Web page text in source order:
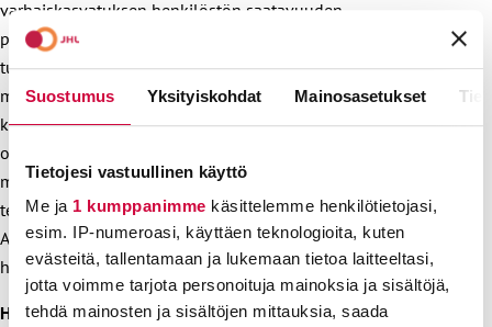
Suostumus Yksityiskohdat Mainosasetukset
Tietojesi vastuullinen käyttö
Me ja 1 kumppanimme käsittelemme henkilötietojasi,
esim. IP-numeroasi, käyttäen teknologioita, kuten
evästeitä, tallentamaan ja lukemaan tietoa laitteeltasi,
jotta voimme tarjota personoituja mainoksia ja sisältöjä,
tehdä mainosten ja sisältöjen mittauksia, saada
varhaiskasvatuksen henkilöstön saatavuuden
parantamiseksi, lisäämään alojen veto- ja pitovoimaa,
tukemaan urapolkumalleja, kehittämään työoloja,
mahdollistamaan ammatillista kehittymistä sekä
kehittämään varhaiskasvatuksen laatua. Niin ikään hallitus
on lupautunut turvaamaan alalla jo työskenteleville erilaisia
mahdollisuuksia pätevöityä varhaiskasvatuslain mukaisiin
tehtäviin muunto- ja monimuotokoulutuksella.
Aikuiskoulutustuki on mainiosti tukenut näitä tavoitteita. Ei
heitetä pois toimivaa mallia!
Håkan Ekström, va. puheenjohtaja